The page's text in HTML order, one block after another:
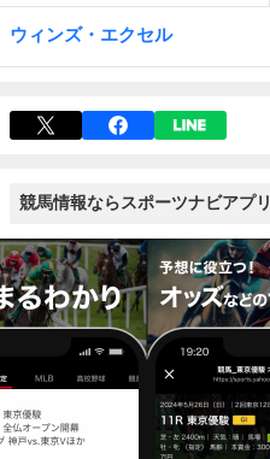
ウィンズ・エクセル
競馬情報ならスポーツナビアプリ